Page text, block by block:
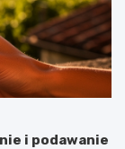
i podawanie